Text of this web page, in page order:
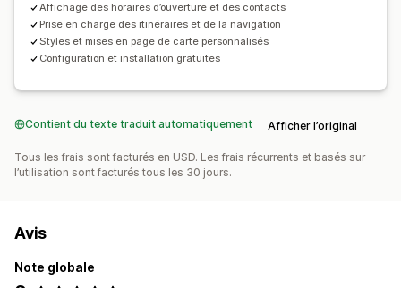
Affichage des horaires d’ouverture et des contacts
Prise en charge des itinéraires et de la navigation
Styles et mises en page de carte personnalisés
Configuration et installation gratuites
Contient du texte traduit automatiquement Afficher l’original
Tous les frais sont facturés en USD. Les frais récurrents et basés sur
l’utilisation sont facturés tous les 30 jours.
Avis
Note globale